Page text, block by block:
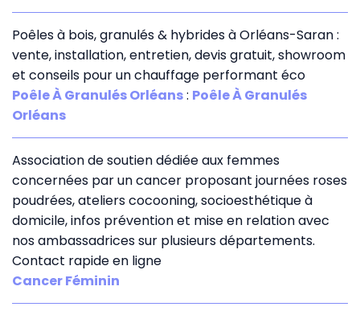
Poêles à bois, granulés & hybrides à Orléans-Saran :
vente, installation, entretien, devis gratuit, showroom
et conseils pour un chauffage performant éco
Poêle À Granulés Orléans: Poêle À Granulés
Orléans
Association de soutien dédiée aux femmes
concernées par un cancer proposant journées roses
poudrées, ateliers cocooning, socioesthétique à
domicile, infos prévention et mise en relation avec
nos ambassadrices sur plusieurs départements.
Contact rapide en ligne
Cancer Féminin